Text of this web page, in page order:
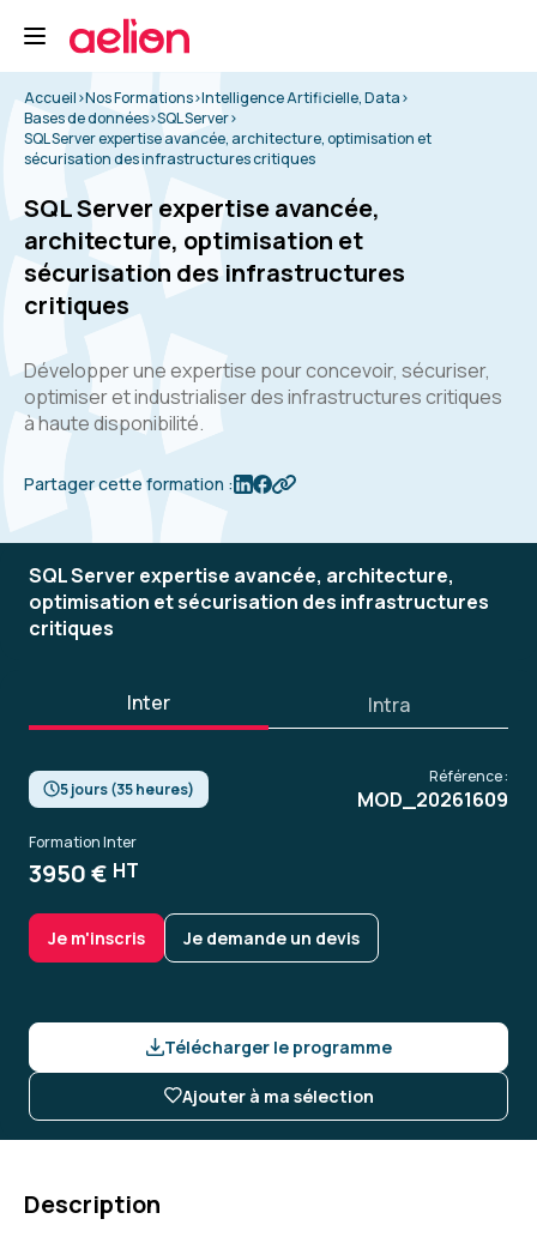
Accueil>Nos Formations>Intelligence Artificielle, Data>
Bases de données>SQL Server>
SQL Server expertise avancée, architecture, optimisation et
sécurisation des infrastructures critiques
SQL Server expertise avancée,
architecture, optimisation et
sécurisation des infrastructures
critiques
Développer une expertise pour concevoir, sécuriser,
optimiser et industrialiser des infrastructures critiques
à haute disponibilité.
Partager cette formation :
SQL Server expertise avancée, architecture,
optimisation et sécurisation des infrastructures
critiques
Inter Intra
5 jours (35 heures)
Référence :
MOD_20261609
Formation Inter
3950 € HT
Je m'inscris Je demande un devis
Télécharger le programme
Ajouter à ma sélection
Description